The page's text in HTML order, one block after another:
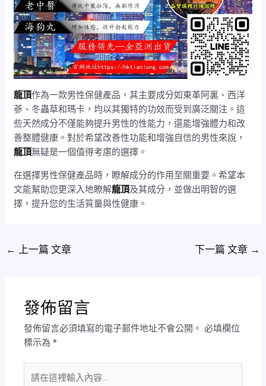
龍頂作為一款男性保健產品，其主要成分如東革阿裏、西洋
蔘、冬蟲草和瑪卡，均以其獨特的功效而受到廣泛關注。這
些天然成分不僅能夠提升男性的性能力，還能增強體力和改
善整體健康。對於希望改善性功能和增強自信的男性來說，
龍頂無疑是一個值得考慮的選擇。
在選擇男性保健產品時，瞭解成分的作用至關重要。希望本
文能幫助您更深入地瞭解龍頂及其成分，並做出明智的選
擇，提升您的生活質量與性健康。
← 上一篇 文章 下一篇 文章 →
發佈留言
發佈留言必須填寫的電子郵件地址不會公開。 必填欄位
標示為*
在